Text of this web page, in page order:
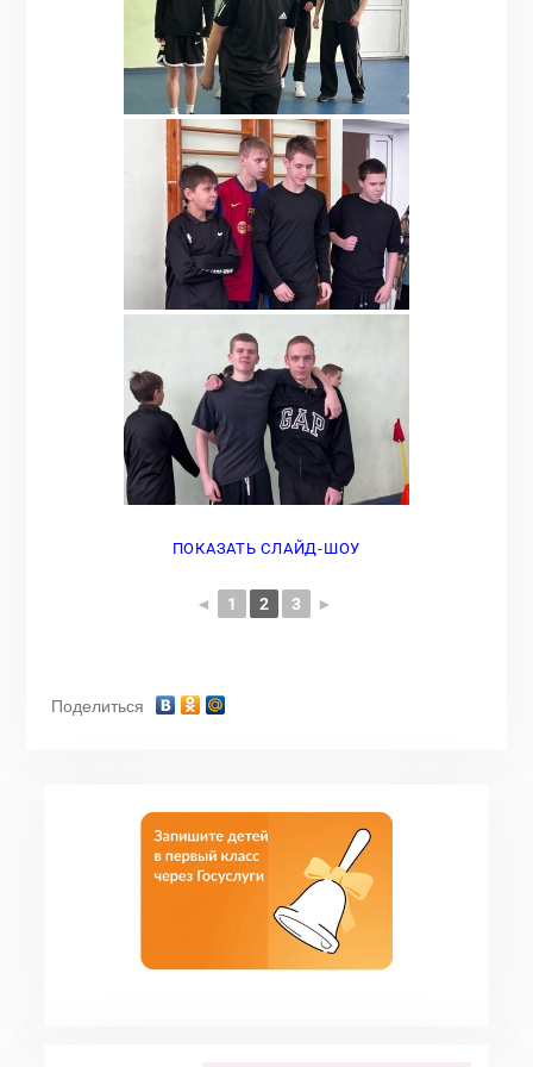
ПОКАЗАТЬ СЛАЙД-ШОУ
◄ 1 2 3 ►
Поделиться